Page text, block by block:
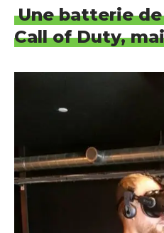
Une batterie de
Call of Duty,